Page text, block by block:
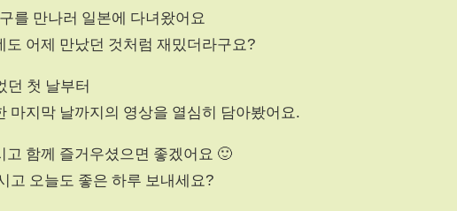
를 만나러 일본에 다녀왔어요
도 어제 만났던 것처럼 재밌더라구요?
던 첫 날부터
마지막 날까지의 영상을 열심히 담아봤어요.
고 함께 즐거우셨으면 좋겠어요 🙂
고 오늘도 좋은 하루 보내세요?